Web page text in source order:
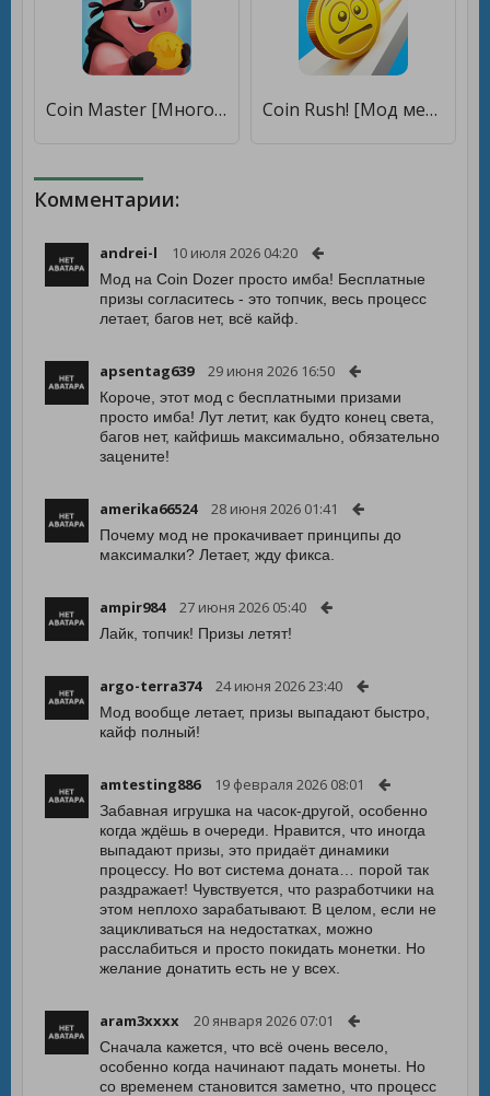
Coin Master [Много денег] Coin Rush! [Мод меню]
Комментарии:
andrei-l 10 июля 2026 04:20
Мод на Coin Dozer просто имба! Бесплатные
призы согласитесь - это топчик, весь процесс
летает, багов нет, всё кайф.
apsentag639 29 июня 2026 16:50
Короче, этот мод с бесплатными призами
просто имба! Лут летит, как будто конец света,
багов нет, кайфишь максимально, обязательно
зацените!
amerika66524 28 июня 2026 01:41
Почему мод не прокачивает принципы до
максималки? Летает, жду фикса.
ampir984 27 июня 2026 05:40
Лайк, топчик! Призы летят!
argo-terra374 24 июня 2026 23:40
Мод вообще летает, призы выпадают быстро,
кайф полный!
amtesting886 19 февраля 2026 08:01
Забавная игрушка на часок-другой, особенно
когда ждёшь в очереди. Нравится, что иногда
выпадают призы, это придаёт динамики
процессу. Но вот система доната… порой так
раздражает! Чувствуется, что разработчики на
этом неплохо зарабатывают. В целом, если не
зацикливаться на недостатках, можно
расслабиться и просто покидать монетки. Но
желание донатить есть не у всех.
aram3xxxx 20 января 2026 07:01
Сначала кажется, что всё очень весело,
особенно когда начинают падать монеты. Но
со временем становится заметно, что процесс